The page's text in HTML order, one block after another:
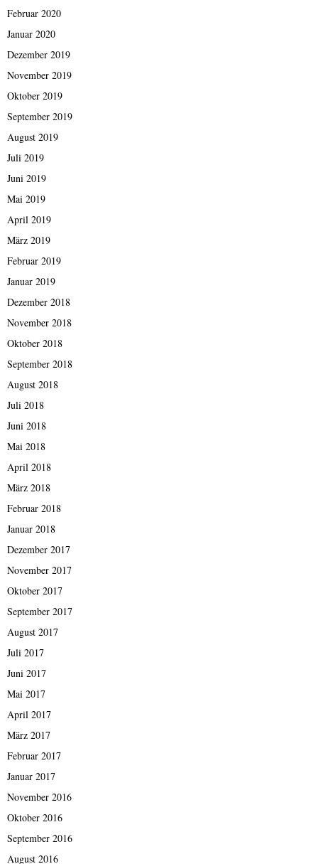
Februar 2020
Januar 2020
Dezember 2019
November 2019
Oktober 2019
September 2019
August 2019
Juli 2019
Juni 2019
Mai 2019
April 2019
März 2019
Februar 2019
Januar 2019
Dezember 2018
November 2018
Oktober 2018
September 2018
August 2018
Juli 2018
Juni 2018
Mai 2018
April 2018
März 2018
Februar 2018
Januar 2018
Dezember 2017
November 2017
Oktober 2017
September 2017
August 2017
Juli 2017
Juni 2017
Mai 2017
April 2017
März 2017
Februar 2017
Januar 2017
November 2016
Oktober 2016
September 2016
August 2016